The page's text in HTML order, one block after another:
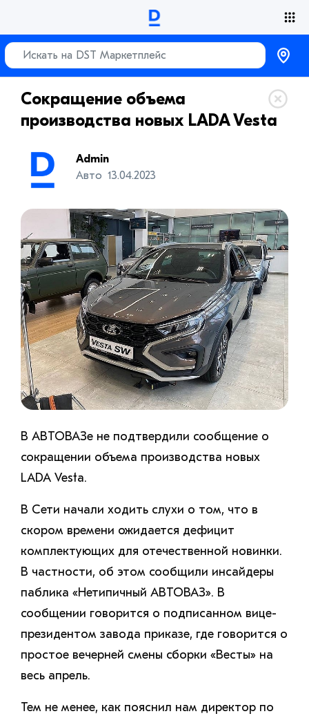
Сокращение объема
производства новых LADA Vesta
Admin
Авто 13.04.2023
В АВТОВАЗе не подтвердили сообщение о
сокращении объема производства новых
LADA Vesta.
В Сети начали ходить слухи о том, что в
скором времени ожидается дефицит
комплектующих для отечественной новинки.
В частности, об этом сообщили инсайдеры
паблика «Нетипичный АВТОВАЗ». В
сообщении говорится о подписанном вице-
президентом завода приказе, где говорится о
простое вечерней смены сборки «Весты» на
весь апрель.
Тем не менее, как пояснил нам директор по